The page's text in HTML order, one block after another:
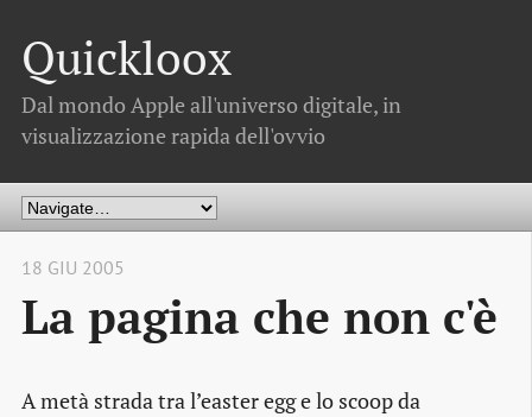
Quickloox
Dal mondo Apple all'universo digitale, in
visualizzazione rapida dell'ovvio
18 GIU 2005
La pagina che non c'è
A metà strada tra l’easter egg e lo scoop da